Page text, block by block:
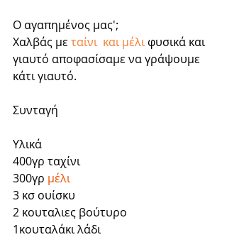
Ο αγαπημένος μας';
Xαλβάς με ταίνι  και μέλι φυσικά και
γιαυτό αποφασίσαμε να γράψουμε
κάτι γιαυτό.
Συνταγή
Υλικά
400γρ ταχίνι
300γρ μέλι
3 κσ ουίσκυ
2 κουταλιες βούτυρο
1κουταλάκι λάδι